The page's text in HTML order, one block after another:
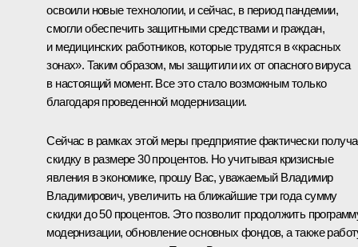
освоили новые технологии, и сейчас, в период пандемии,
смогли обеспечить защитными средствами и граждан,
и медицинских работников, которые трудятся в «красных
зонах». Таким образом, мы защитили их от опасного вируса
в настоящий момент. Все это стало возможным только
благодаря проведенной модернизации.
Сейчас в рамках этой меры предприятие фактически
скидку в размере 30 процентов. Но учитывая кризисные
явления в экономике, прошу Вас, уважаемый Владимир
Владимирович, увеличить на ближайшие три года сумму
скидки до 50 процентов. Это позволит продолжить
модернизации, обновление основных фондов, а также